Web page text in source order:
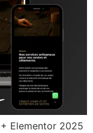
Elementor 2025